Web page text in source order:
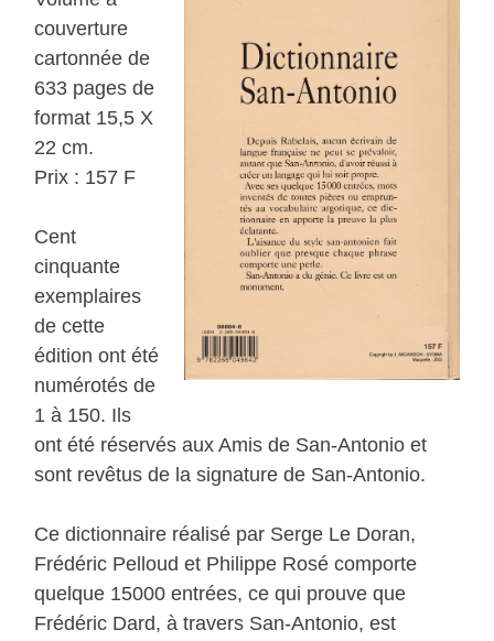
couverture
cartonnée de
633 pages de
format 15,5 X
22 cm.
Prix : 157 F
Cent
cinquante
exemplaires
de cette
édition ont été
numérotés de
1 à 150. Ils
ont été réservés aux Amis de San-Antonio et
sont revêtus de la signature de San-Antonio.
Ce dictionnaire réalisé par Serge Le Doran,
Frédéric Pelloud et Philippe Rosé comporte
quelque 15000 entrées, ce qui prouve que
Frédéric Dard, à travers San-Antonio, est